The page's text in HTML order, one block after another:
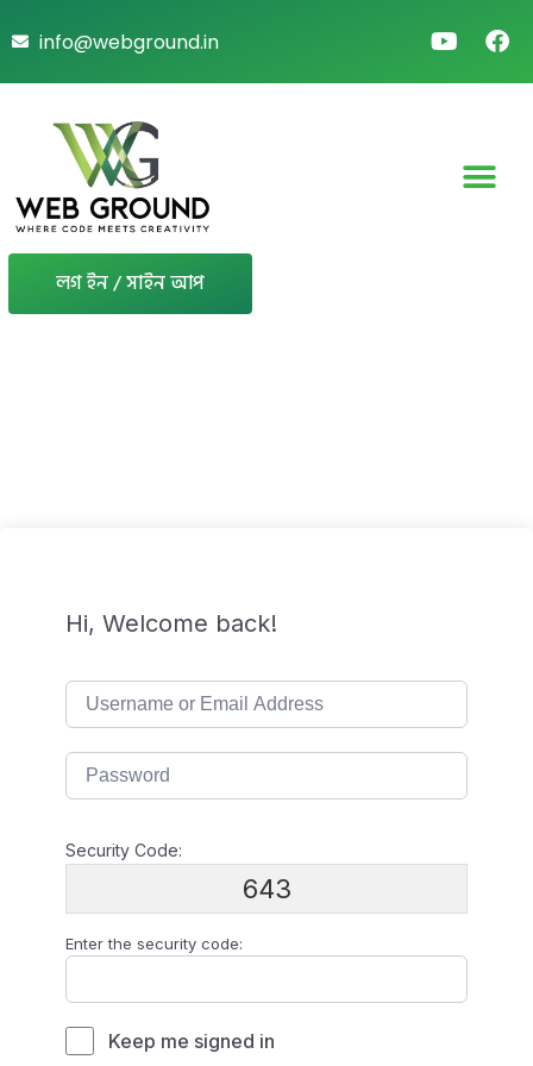
info@webground.in
লগ ইন / সাইন আপ
Hi, Welcome back!
Security Code:
643
Enter the security code:
Keep me signed in